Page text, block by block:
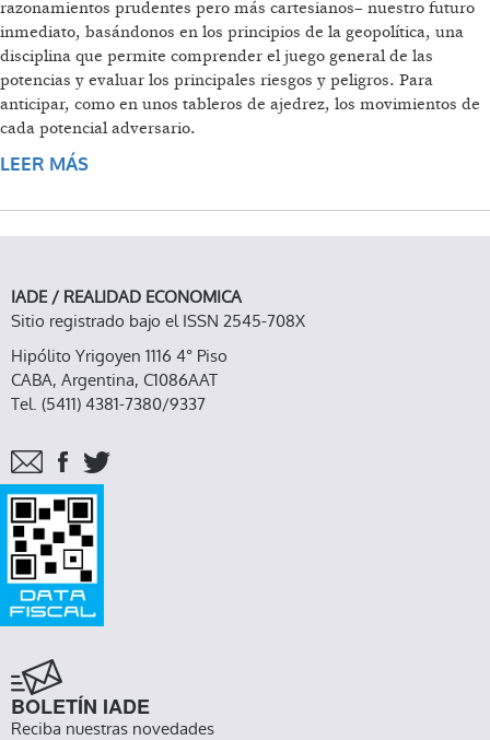
razonamientos prudentes pero más cartesianos– nuestro futuro
inmediato, basándonos en los principios de la geopolítica, una
disciplina que permite comprender el juego general de las
potencias y evaluar los principales riesgos y peligros. Para
anticipar, como en unos tableros de ajedrez, los movimientos de
cada potencial adversario.
LEER MÁS
IADE / REALIDAD ECONOMICA
Sitio registrado bajo el ISSN 2545-708X
Hipólito Yrigoyen 1116 4° Piso
CABA, Argentina, C1086AAT
Tel. (5411) 4381-7380/9337
BOLETÍN IADE
Reciba nuestras novedades